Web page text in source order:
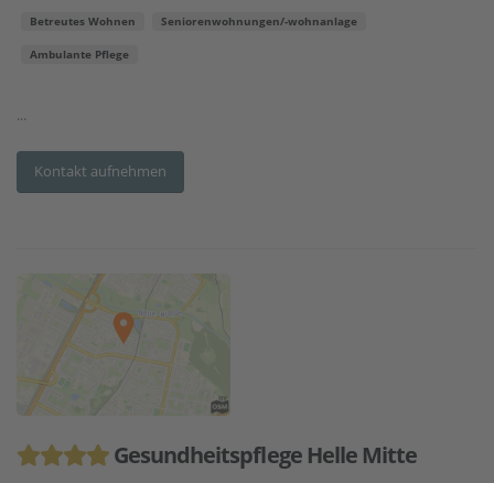
Betreutes Wohnen Seniorenwohnungen/-wohnanlage
Ambulante Pflege
...
Kontakt aufnehmen
Gesundheitspflege Helle Mitte